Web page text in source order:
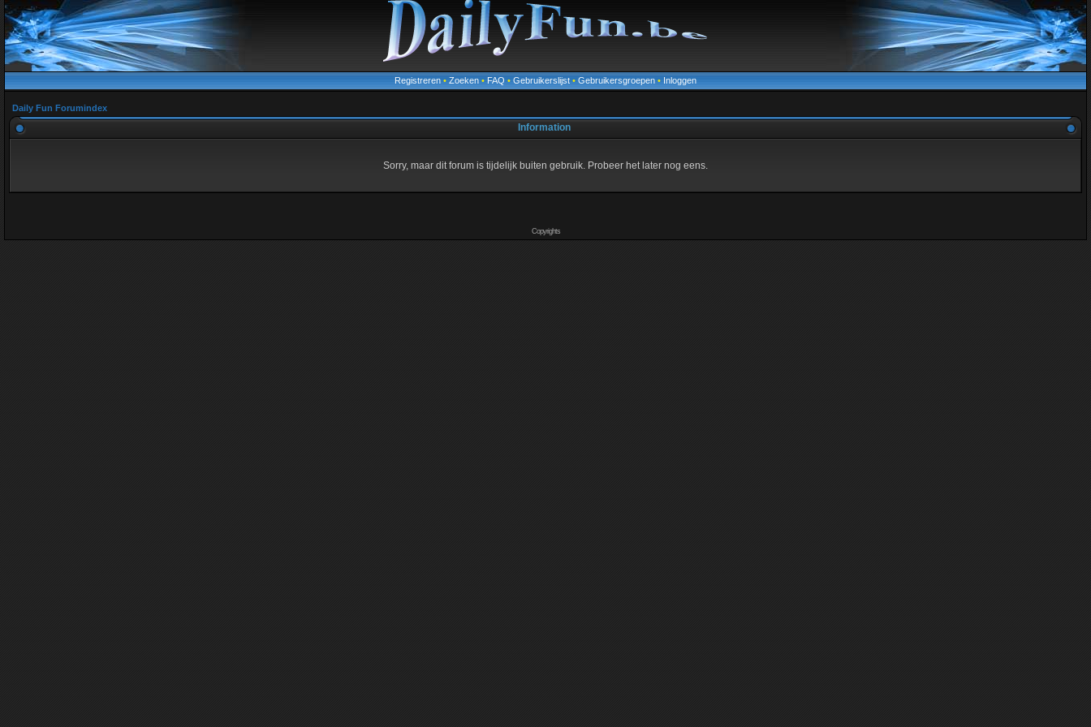
Registreren • Zoeken • FAQ • Gebruikerslijst • Gebruikersgroepen • Inloggen
Daily Fun Forumindex
Information
Sorry, maar dit forum is tijdelijk buiten gebruik. Probeer het later nog eens.
Copyrights